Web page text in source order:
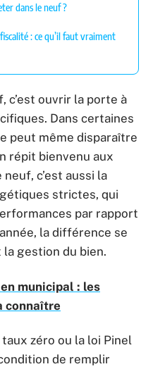
dans le neuf ?
: ce qu’il faut vraiment
c’est ouvrir la porte à
Dans certaines
peut même disparaître
répit bienvenu aux
c’est aussi la
strictes, qui
par rapport
la différence se
gestion du bien.
municipal : les
connaître
zéro ou la loi Pinel
de remplir